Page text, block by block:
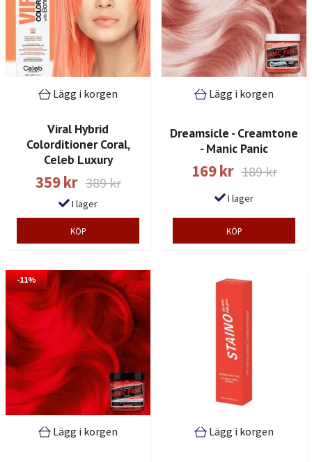
Lägg i korgen
Viral Hybrid
Colorditioner Coral,
Celeb Luxury
359 kr 389 kr
I lager
Lägg i korgen
Dreamsicle - Creamtone
- Manic Panic
169 kr 189 kr
I lager
-11%
Lägg i korgen Lägg i korgen